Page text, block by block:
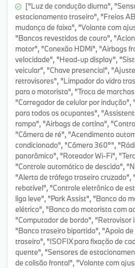
["Luz de condução diurna",
estacionamento traseiro", "Freios
mudança de faixa", "Volante com
"Bancos revestidos de couro",
motor", "Conexão HDMi", "Airbags
velocidade", "Head-up display",
veicular", "Chave presencial",
retrovisores", "Limpador do vidro
para o motorista", "Troca de
"Carregador de celular por indução",
para todos os ocupantes",
rampa", "Airbags de cortina",
"Câmera de ré", "Acendimento
condicionado", "Câmera 360°",
panorâmico", "Roteador Wi-Fi",
"Controle automático de descida",
"Alerta de tráfego traseiro cruzado",
rebatível", "Controle eletrônico de
liga leve", "Park Assist", "Banco do
elétrico", "Banco do motorista com
"Computador de bordo", "Retrovisor
"Banco traseiro bipartido", "Apoio
traseiro", "ISOFIX para fixação de
quente", "Sensores de
de colisão frontal", "Volante com